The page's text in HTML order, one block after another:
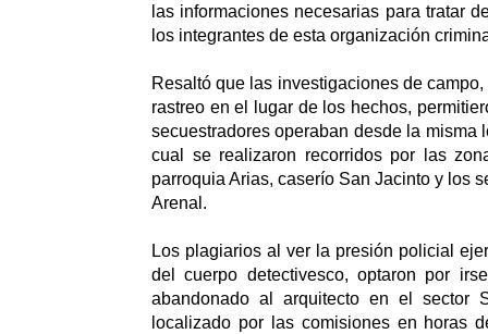
las informaciones necesarias para tratar
los integrantes de esta organización
Resaltó que las investigaciones de
rastreo en el lugar de los hechos,
secuestradores operaban desde la misma
cual se realizaron recorridos por las
parroquia Arias, caserío San Jacinto y los
Arenal.
Los plagiarios al ver la presión policial
del cuerpo detectivesco, optaron por
abandonado al arquitecto en el sector
localizado por las comisiones en horas